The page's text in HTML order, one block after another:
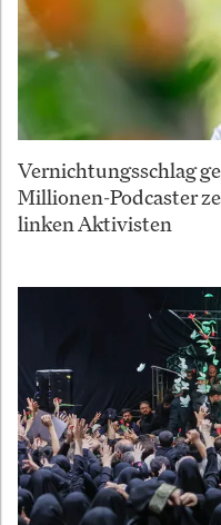
Vernichtungsschlag
Millionen-Podcaster
linken Aktivisten